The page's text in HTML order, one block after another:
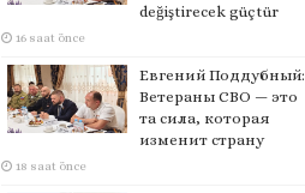
değiştirecek güçtür
16 saat önce
Евгений Поддубный:
Ветераны СВО — это
та сила, которая
изменит страну
18 saat önce